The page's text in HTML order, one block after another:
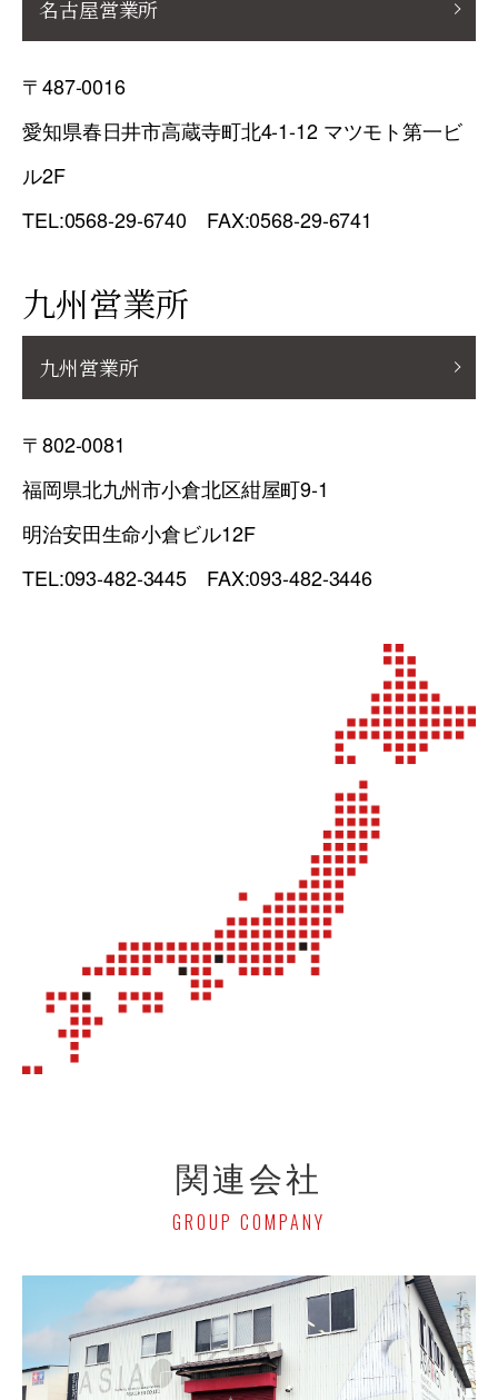
名古屋営業所
〒487-0016
愛知県春日井市高蔵寺町北4-1-12 マツモト第一ビ
ル2F
TEL:0568-29-6740 FAX:0568-29-6741
九州営業所
九州営業所
〒802-0081
福岡県北九州市小倉北区紺屋町9-1
明治安田生命小倉ビル12F
TEL:093-482-3445 FAX:093-482-3446
関連会社
GROUP COMPANY